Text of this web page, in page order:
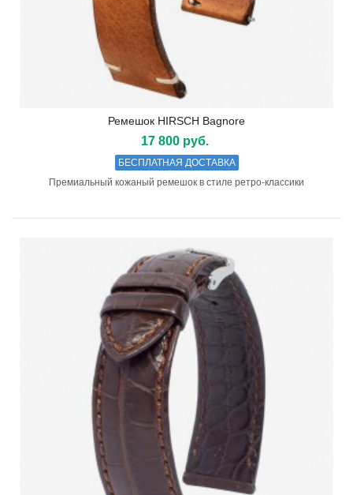
Ремешок HIRSCH Bagnore
17 800 руб.
БЕСПЛАТНАЯ ДОСТАВКА
Премиальный кожаный ремешок в стиле ретро-классики